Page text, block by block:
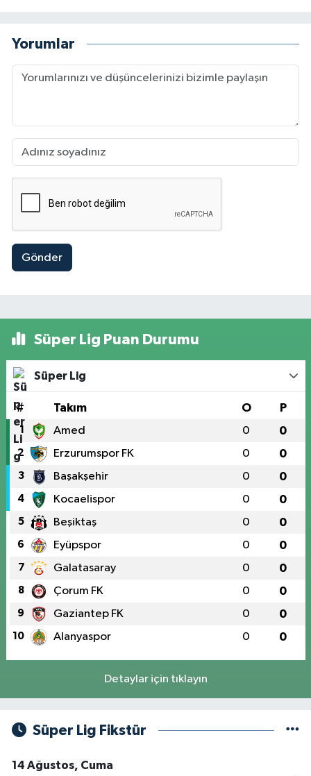
Yorumlar
Gönder
Süper Lig Puan Durumu
Süper Lig
# Takım O P
1 Amed 0 0
2 Erzurumspor FK 0 0
3 Başakşehir 0 0
4 Kocaelispor 0 0
5 Beşiktaş 0 0
6 Eyüpspor 0 0
7 Galatasaray 0 0
8 Çorum FK 0 0
9 Gaziantep FK 0 0
10 Alanyaspor 0 0
Detaylar için tıklayın
Süper Lig Fikstür
14 Ağustos, Cuma